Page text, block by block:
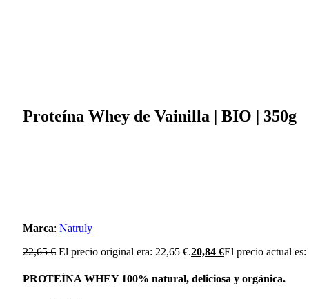
Proteína Whey de Vainilla | BIO | 350g
Marca: Natruly
22,65€ El precio original era: 22,65 €.20,84 €El precio actual
PROTEÍNA WHEY 100% natural, deliciosa y orgánica.